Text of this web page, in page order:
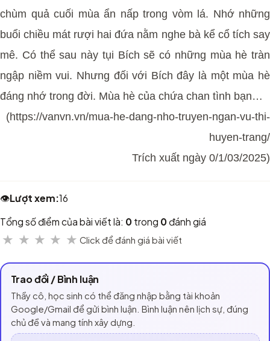
chùm quả cuối mùa ẩn nấp trong vòm lá. Nhớ những
buổi chiều mát rượi hai đứa nằm nghe bà kể cổ tích say
mê. Có thể sau này tụi Bích sẽ có những mùa hè tràn
ngập niềm vui. Nhưng đối với Bích đây là một mùa hè
đáng nhớ trong đời. Mùa hè của chứa chan tình bạn…
(https://vanvn.vn/mua-he-dang-nho-truyen-ngan-vu-thi-
huyen-trang/
Trích xuất ngày 0/1/03/2025)
👁️Lượt xem:16
Tổng số điểm của bài viết là: 0 trong 0 đánh giá
★ ★ ★ ★ ★ Click để đánh giá bài viết
Trao đổi / Bình luận
Thầy cô, học sinh có thể đăng nhập bằng tài khoản
Google/Gmail để gửi bình luận. Bình luận nên lịch sự, đúng
chủ đề và mang tính xây dựng.